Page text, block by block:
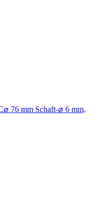
76 mm Schaft-⌀ 6 mm,